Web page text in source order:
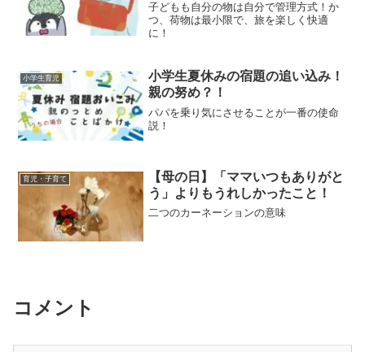
子どもも自分の物は自分で管理方式！か
つ、荷物は最小限で、旅を楽しく快適
に！
小学生育児
小学生夏休みの宿題の追い込み！
親の努め？！
パパを乗り気にさせることが一番の使命
説！
育児・子育て
【母の日】「ママいつもありがと
う」よりもうれしかったこと！
二つのカーネーションの意味
コメント